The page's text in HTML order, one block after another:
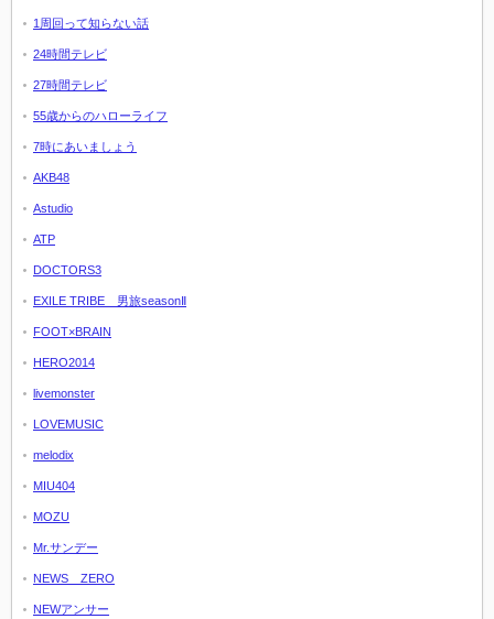
1周回って知らない話
24時間テレビ
27時間テレビ
55歳からのハローライフ
7時にあいましょう
AKB48
Astudio
ATP
DOCTORS3
EXILE TRIBE 男旅seasonⅡ
FOOT×BRAIN
HERO2014
livemonster
LOVEMUSIC
melodix
MIU404
MOZU
Mr.サンデー
NEWS ZERO
NEWアンサー